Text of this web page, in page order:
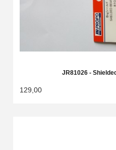
JR81026 -
129,00